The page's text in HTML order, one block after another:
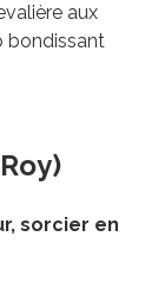
aux
bondissant
sorcier en